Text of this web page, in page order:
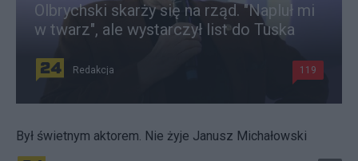
Olbrychski skarży się na rząd. "Napluł mi
w twarz", ale wystarczył list do Tuska
Redakcja 119
Był świetnym aktorem. Nie żyje Janusz Michałowski